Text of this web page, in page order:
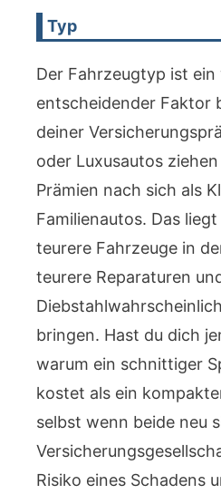
Typ
Der Fahrzeugtyp ist
entscheidender Faktor
deiner
oder Luxusautos
Prämien nach sich als
Familienautos. Das
teurere Fahrzeuge in
teurere Reparaturen
bringen. Hast du dich
warum ein schnittiger
kostet als ein
selbst wenn beide neu
Risiko eines Schadens